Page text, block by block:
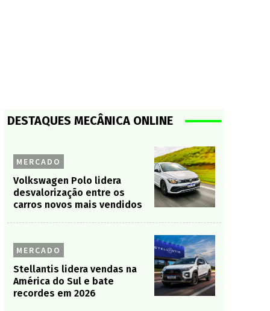
DESTAQUES MECÂNICA ONLINE
MERCADO
Volkswagen Polo lidera
desvalorização entre os
carros novos mais vendidos
MERCADO
Stellantis lidera vendas na
América do Sul e bate
recordes em 2026